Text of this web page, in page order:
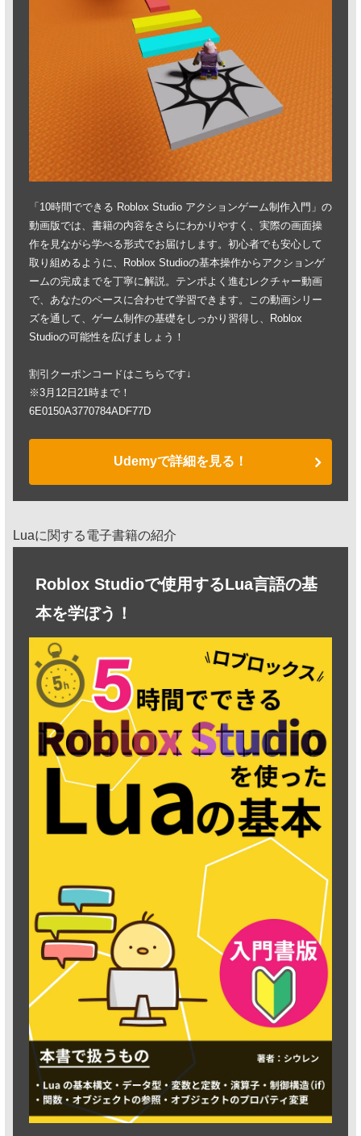
「10時間でできる Roblox Studio アクションゲーム制作入門」の
動画版では、書籍の内容をさらにわかりやすく、実際の画面操
作を見ながら学べる形式でお届けします。初心者でも安心して
取り組めるように、Roblox Studioの基本操作からアクションゲ
ームの完成までを丁寧に解説。テンポよく進むレクチャー動画
で、あなたのペースに合わせて学習できます。この動画シリー
ズを通して、ゲーム制作の基礎をしっかり習得し、Roblox
Studioの可能性を広げましょう！
割引クーポンコードはこちらです↓
※3月12日21時まで！
6E0150A3770784ADF77D
Udemyで詳細を見る！
Luaに関する電子書籍の紹介
Roblox Studioで使用するLua言語の基
本を学ぼう！